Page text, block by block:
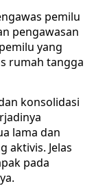
pemilu
pengawasan
yang
rumah tangga
konsolidasi
lama dan
aktivis. Jelas
pada